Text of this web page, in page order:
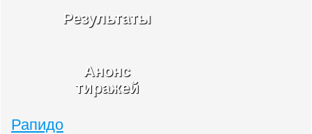
Результаты
Анонс
тиражей
Рапидо